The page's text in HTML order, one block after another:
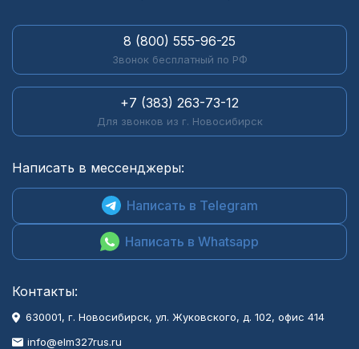
8 (800) 555-96-25
Звонок бесплатный по РФ
+7 (383) 263-73-12
Для звонков из г. Новосибирск
Написать в мессенджеры:
Написать в Telegram
Написать в Whatsapp
Контакты:
630001, г. Новосибирск, ул. Жуковского, д. 102, офис 414
info@elm327rus.ru